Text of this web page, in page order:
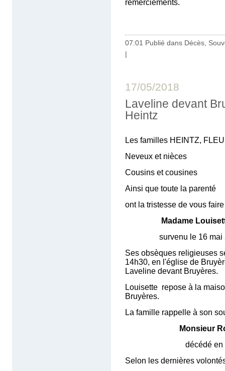
remerciements.
07:01 Publié dans Décès,
|
17/05/2018
Laveline devant
Heintz
Les familles HEINTZ,
Neveux et nièces
Cousins et cousines
Ainsi que toute la parenté
ont la tristesse de vous
Madame
survenu le 16 mai
Ses obsèques religieuses
14h30, en l'église de
Laveline devant Bruyères.
Louisette repose à la
Bruyères.
La famille rappelle à son
Monsieur
décédé en
Selon les dernières